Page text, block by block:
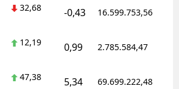
32,68 -0,43 16.599.753,56
12,19 0,99 2.785.584,47
47,38 5,34 69.699.222,48